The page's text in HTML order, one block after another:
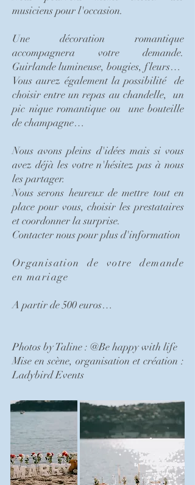
musiciens pour l'occasion.
Une décoration romantique
accompagnera votre demande.
Guirlande lumineuse, bougies, fleurs…
Vous aurez également la possibilité de
choisir entre un repas au chandelle, un
pic nique romantique ou une bouteille
de champagne…
Nous avons pleins d'idées mais si vous
avez déjà les votre n'hésitez pas à nous
les partager.
Nous serons heureux de mettre tout en
place pour vous, choisir les prestataires
et coordonner la surprise.
Contacter nous pour plus d'information
Organisation de votre demande
en mariage
A partir de 500 euros…
Photos by Taline : @Be happy with life
Mise en scène, organisation et création :
Ladybird Events